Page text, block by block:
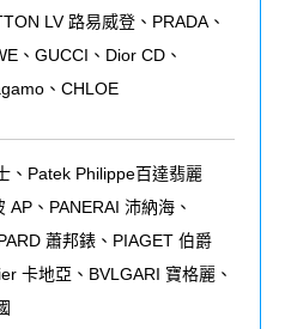
LV 路易威登、PRADA、
、GUCCI、Dior CD、
、CHLOE
、 Patek Philippe百達翡麗
AP 、 PANERAI 沛納海、
蕭邦錶、 PIAGET 伯爵
卡地亞、 BVLGARI 寶格麗、